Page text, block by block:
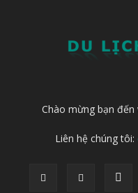
Chào mừng bạn
Liên hệ chúng tôi: